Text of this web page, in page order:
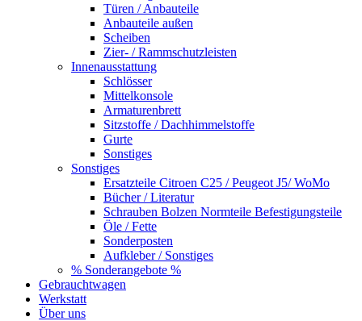
Türen / Anbauteile
Anbauteile außen
Scheiben
Zier- / Rammschutzleisten
Innenausstattung
Schlösser
Mittelkonsole
Armaturenbrett
Sitzstoffe / Dachhimmelstoffe
Gurte
Sonstiges
Sonstiges
Ersatzteile Citroen C25 / Peugeot J5/ WoMo
Bücher / Literatur
Schrauben Bolzen Normteile Befestigungsteile
Öle / Fette
Sonderposten
Aufkleber / Sonstiges
% Sonderangebote %
Gebrauchtwagen
Werkstatt
Über uns